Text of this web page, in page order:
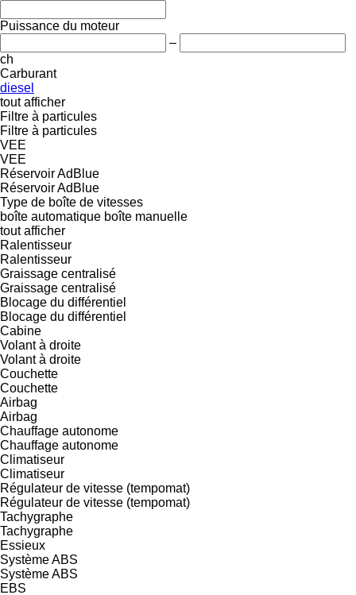
Puissance du moteur
–
ch
Carburant
diesel
tout afficher
Filtre à particules
Filtre à particules
VEE
VEE
Réservoir AdBlue
Réservoir AdBlue
Type de boîte de vitesses
boîte automatique boîte manuelle
tout afficher
Ralentisseur
Ralentisseur
Graissage centralisé
Graissage centralisé
Blocage du différentiel
Blocage du différentiel
Cabine
Volant à droite
Volant à droite
Couchette
Couchette
Airbag
Airbag
Chauffage autonome
Chauffage autonome
Climatiseur
Climatiseur
Régulateur de vitesse (tempomat)
Régulateur de vitesse (tempomat)
Tachygraphe
Tachygraphe
Essieux
Système ABS
Système ABS
EBS